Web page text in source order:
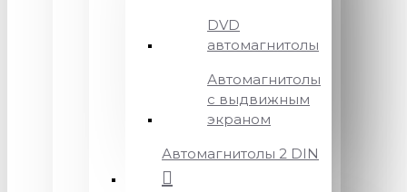
DVD
автомагнитолы
Автомагнитолы
с выдвижным
экраном
Автомагнитолы 2 DIN